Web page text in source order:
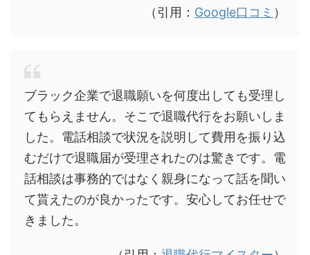
（引用： Google口コミ ）
ブラック企業で退職願いを何度出しても受理し
てもらえません。そこで退職代行をお願いしま
した。電話相談で状況を説明して費用を振り込
むだけで退職届が受理されたのは驚きです。電
話相談は事務的ではなく 親身になって話を聞い
て貰えたのが良かったです。安心してお任せで
きました。